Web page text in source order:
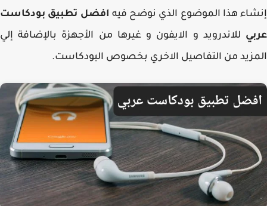
هذا الموضوع الذي نوضح فيهافضل تطبيق بودكاست
للاندرويد و الايفون و غيرها من الأجهزة بالإضافة إلي
من التفاصيل الاخري بخصوص البودكاست.